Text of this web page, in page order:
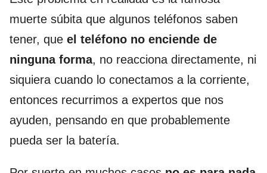
muerte súbita que algunos teléfonos saben
tener, que el teléfono no enciende de
ninguna forma, no reacciona directamente, ni
siquiera cuando lo conectamos a la corriente,
entonces recurrimos a expertos que nos
ayuden, pensando en que probablemente
pueda ser la batería.